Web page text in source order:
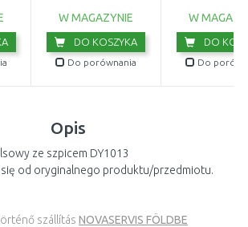
W MAGAZYNIE
DO KOSZYKA
Do porównania
W
DO
Do
Opis
ze szpicem DY1013
się od oryginalnego produktu/przedmiotu.
szállítás NOVASERVIS FÖLDBE